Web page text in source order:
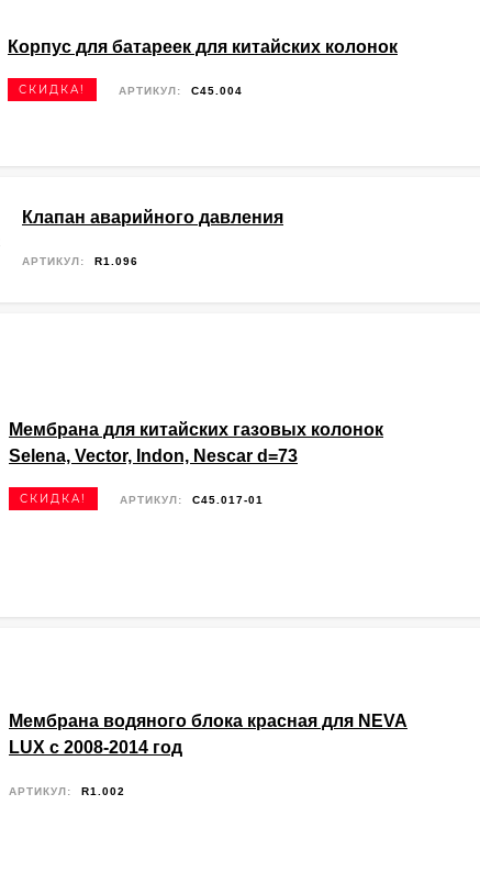
Корпус для батареек для китайских колонок
СКИДКА! АРТИКУЛ: C45.004
Клапан аварийного давления
АРТИКУЛ: R1.096
Мембрана для китайских газовых колонок
Selena, Vector, Indon, Nescar d=73
СКИДКА! АРТИКУЛ: C45.017-01
Мембрана водяного блока красная для NEVA
LUX c 2008-2014 год
АРТИКУЛ: R1.002